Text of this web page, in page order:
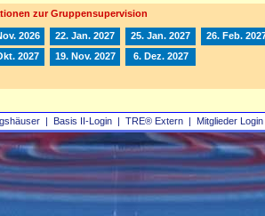
| Basis II‑Login | TRE® Extern | Mitglieder Login
zur Gruppensupervision
2026 22. Jan. 2027 25. Jan. 2027 26. Feb.
2027 19. Nov. 2027 6. Dez. 2027